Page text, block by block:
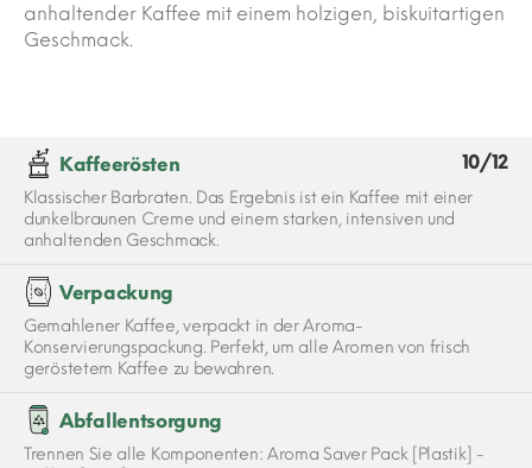
anhaltender Kaffee mit einem holzigen, biskuitartigen
Geschmack.
Kaffeerösten 10/12
Klassischer Barbraten. Das Ergebnis ist ein Kaffee mit einer
dunkelbraunen Creme und einem starken, intensiven und
anhaltenden Geschmack.
Verpackung
Gemahlener Kaffee, verpackt in der Aroma-
Konservierungspackung. Perfekt, um alle Aromen von frisch
geröstetem Kaffee zu bewahren.
Abfallentsorgung
Trennen Sie alle Komponenten: Aroma Saver Pack [Plastik] -